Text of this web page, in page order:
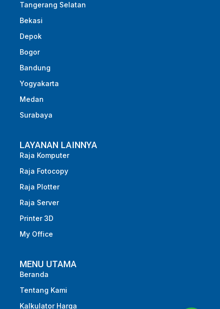
Tangerang Selatan
Bekasi
Depok
Bogor
Bandung
Yogyakarta
Medan
Surabaya
LAYANAN LAINNYA
Raja Komputer
Raja Fotocopy
Raja Plotter
Raja Server
Printer 3D
My Office
MENU UTAMA
Beranda
Tentang Kami
Kalkulator Harga